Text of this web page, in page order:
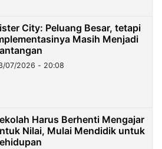
City: Peluang Besar, tetapi
Masih Menjadi
07/2026 - 20:08
Harus Berhenti Mengajar
Nilai, Mulai Mendidik untuk